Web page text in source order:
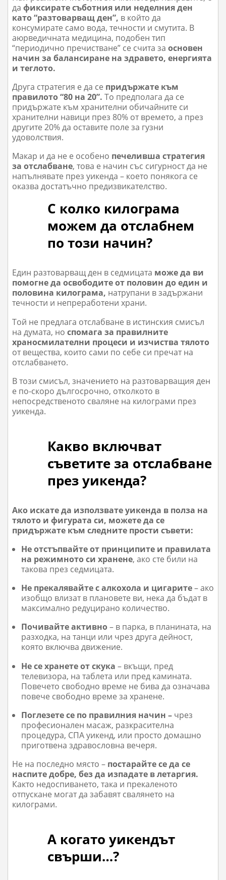
да фиксирате съботния или неделния ден
като “разтоварващ ден”, в който да
консумирате само вода, течности и смутита. В
аюрведичната медицина, подобен тип
“периодично пречистване” се счита заосновен
начин за балансиране на здравето, енергията
и теглото.
Друга стратегия е да се придържате към
правилото “80 на 20”. То предполага да се
придържате към хранителни обичайните си
хранителни навици през 80% от времето, а през
другите 20% да оставите поле за гузни
удоволствия.
Макар и да не е особено печеливша стратегия
за отслабване, това е начин със сигурност да не
напълнявате през уикенда – което понякога се
оказва достатъчно предизвикателство.
С колко килограма
можем да отслабнем
по този начин?
Един разтоварващ ден в седмицата може да ви
помогне да освободите от половин до един и
половина килограма, натрупани в задържани
течности и непреработени храни.
Той не предлага отслабване в истинския смисъл
на думата, носпомага за правилните
храносмилателни процеси и изчиства тялото
от вещества, които сами по себе си пречат на
отслабването.
В този смисъл, значението на разтоварващия ден
е по-скоро дългосрочно, отколкото в
непосредственото сваляне на килограми през
уикенда.
Какво включват
съветите за отслабване
през уикенда?
Ако искате да използвате уикенда в полза на
тялото и фигурата си, можете да се
придържате към следните прости съвети:
Не отстъпвайте от принципите и правилата
на режимното си хранене, ако сте били на
такова през седмицата.
Не прекалявайте с алкохола и цигарите– ако
изобщо влизат в плановете ви, нека да бъдат в
максимално редуцирано количество.
Почивайте активно– в парка, в планината, на
разходка, на танци или чрез друга дейност,
която включва движение.
Не се хранете от скука – вкъщи, пред
телевизора, на таблета или пред камината.
Повечето свободно време не бива да означава
повече свободно време за хранене.
Поглезете се по правилния начин –чрез
професионален масаж, разкрасителна
процедура, СПА уикенд, или просто домашно
приготвена здравословна вечеря.
Не на последно място – постарайте се да се
наспите добре, без да изпадате в летаргия.
Както недоспиването, така и прекаленото
отпускане могат да забавят свалянето на
килограми.
А когато уикендът
свърши…?